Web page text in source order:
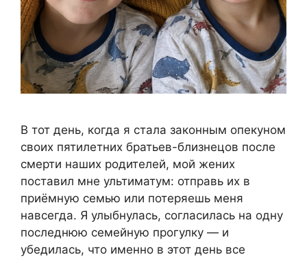
В тот день, когда я стала законным опекуном
своих пятилетних братьев-близнецов после
смерти наших родителей, мой жених
поставил мне ультиматум: отправь их в
приёмную семью или потеряешь меня
навсегда. Я улыбнулась, согласилась на одну
последнюю семейную прогулку — и
убедилась, что именно в этот день все